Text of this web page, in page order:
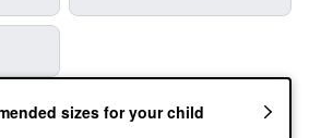
sizes for your child